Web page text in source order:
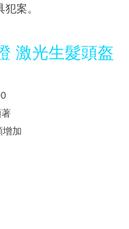
案。
激光生髮頭盔
增加